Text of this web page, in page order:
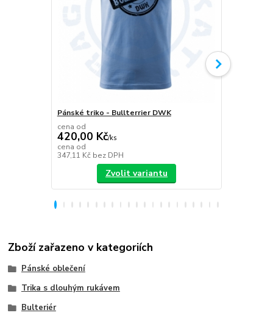
Pánské triko - Bullterrier DWK
cena od
420,00 Kč/ks
cena od
347,11 Kč bez DPH
Zvolit variantu
Zboží zařazeno v kategoriích
Pánské oblečení
Trika s dlouhým rukávem
Bulteriér